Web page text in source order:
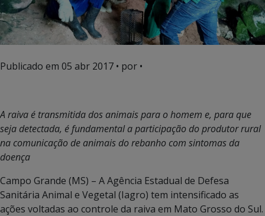
Publicado em 05 abr 2017 • por •
A raiva é transmitida dos animais para o homem e, para que
seja detectada, é fundamental a participação do produtor rural
na comunicação de animais do rebanho com sintomas da
doença
Campo Grande (MS) – A Agência Estadual de Defesa
Sanitária Animal e Vegetal (Iagro) tem intensificado as
ações voltadas ao controle da raiva em Mato Grosso do Sul.